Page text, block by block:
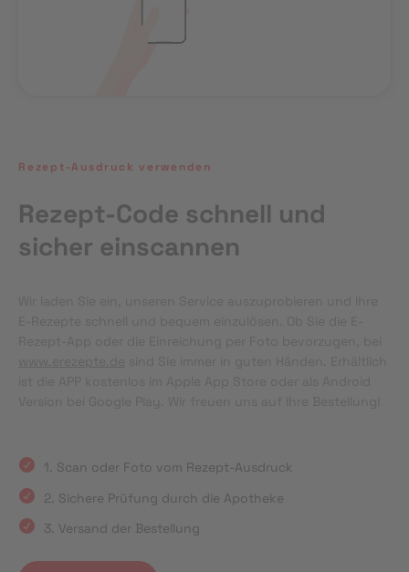
Rezept-Ausdruck verwenden
Rezept-Code schnell und
sicher einscannen
1. Scan oder Foto vom Rezept-Ausdruck
2. Sichere Prüfung durch die Apotheke
3. Versand der Bestellung